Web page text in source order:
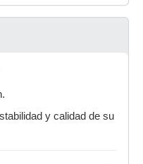
y calidad de su